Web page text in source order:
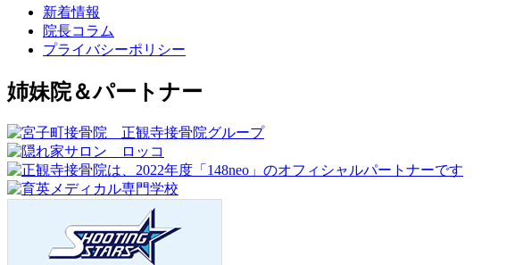
新着情報
院長コラム
プライバシーポリシー
姉妹院＆パートナー